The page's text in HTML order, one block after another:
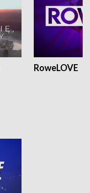
RoweLOVE